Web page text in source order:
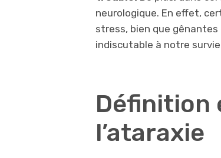
neurologique. En effet,
stress, bien que
indiscutable à notre
Définition
l’ataraxie